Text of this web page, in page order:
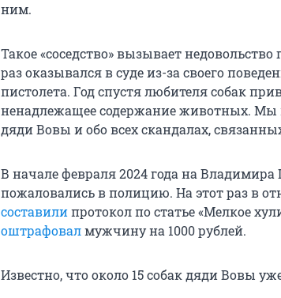
ним.
Такое «соседство» вызывает
раз оказывался в суде из-за своего
пистолета. Год спустя любителя собак
ненадлежащее содержание животных. Мы
дяди Вовы и обо всех скандалах,
В начале февраля 2024 года на
пожаловались в полицию. На этот раз в
составилипротокол по статье «Мелкое
оштрафовалмужчину на 1000 рублей.
Известно, что около 15 собак дяди Вовы